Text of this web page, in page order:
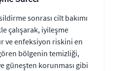
sonrası cilt bakımı
çalışarak, iyileşme
ve enfeksiyon riskini en
bölgenin temizliği,
güneşten korunması gibi